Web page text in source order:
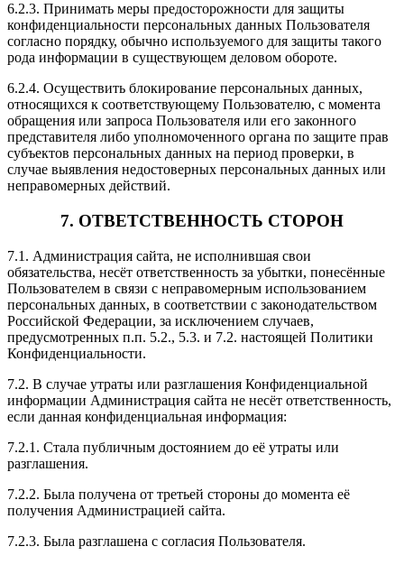
6.2.3. Принимать меры предосторожности для защиты
конфиденциальности персональных данных Пользователя
согласно порядку, обычно используемого для защиты такого
рода информации в существующем деловом обороте.
6.2.4. Осуществить блокирование персональных данных,
относящихся к соответствующему Пользователю, с момента
обращения или запроса Пользователя или его законного
представителя либо уполномоченного органа по защите прав
субъектов персональных данных на период проверки, в
случае выявления недостоверных персональных данных или
неправомерных действий.
7. ОТВЕТСТВЕННОСТЬ СТОРОН
7.1. Администрация сайта, не исполнившая свои
обязательства, несёт ответственность за убытки, понесённые
Пользователем в связи с неправомерным использованием
персональных данных, в соответствии с законодательством
Российской Федерации, за исключением случаев,
предусмотренных п.п. 5.2., 5.3. и 7.2. настоящей Политики
Конфиденциальности.
7.2. В случае утраты или разглашения Конфиденциальной
информации Администрация сайта не несёт ответственность,
если данная конфиденциальная информация:
7.2.1. Стала публичным достоянием до её утраты или
разглашения.
7.2.2. Была получена от третьей стороны до момента её
получения Администрацией сайта.
7.2.3. Была разглашена с согласия Пользователя.